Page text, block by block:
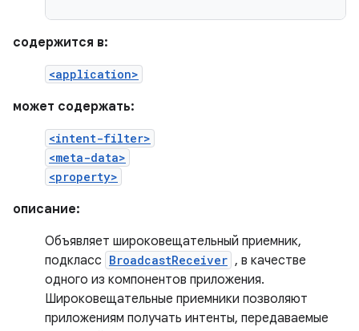
содержится в:
<application>
может содержать:
<intent-filter>
<meta-data>
<property>
описание:
Объявляет широковещательный приемник,
подкласс BroadcastReceiver , в качестве
одного из компонентов приложения.
Широковещательные приемники позволяют
приложениям получать интенты, передаваемые